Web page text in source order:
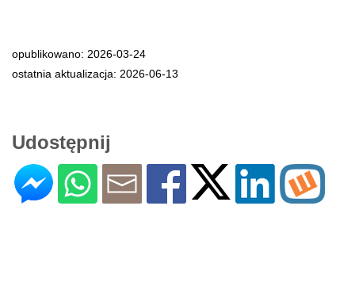
opublikowano: 2026-03-24
ostatnia aktualizacja: 2026-06-13
Udostępnij